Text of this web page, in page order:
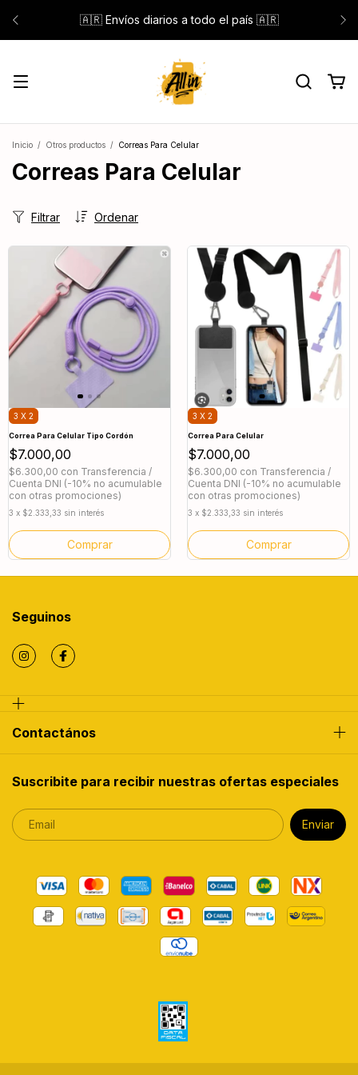
🇦🇷 Envíos diarios a todo el país 🇦🇷
Inicio / Otros productos / Correas Para Celular
Correas Para Celular
Ordenar
Filtrar
3 X 2
Correa Para Celular Tipo Cordón
$7.000,00
$6.300,00 con Transferencia /
Cuenta DNI (-10% no acumulable
con otras promociones)
3 x $2.333,33 sin interés
3 X 2
Correa Para Celular
$7.000,00
$6.300,00 con Transferencia /
Cuenta DNI (-10% no acumulable
con otras promociones)
3 x $2.333,33 sin interés
Seguinos
Contactános
Suscribite para recibir nuestras ofertas especiales